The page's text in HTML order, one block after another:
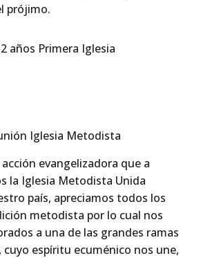
prójimo.
evangelizadora que a
la Iglesia Metodista Unida
país, apreciamos todos los
metodista por lo cual nos
a una de las grandes ramas
espíritu ecuménico nos une,